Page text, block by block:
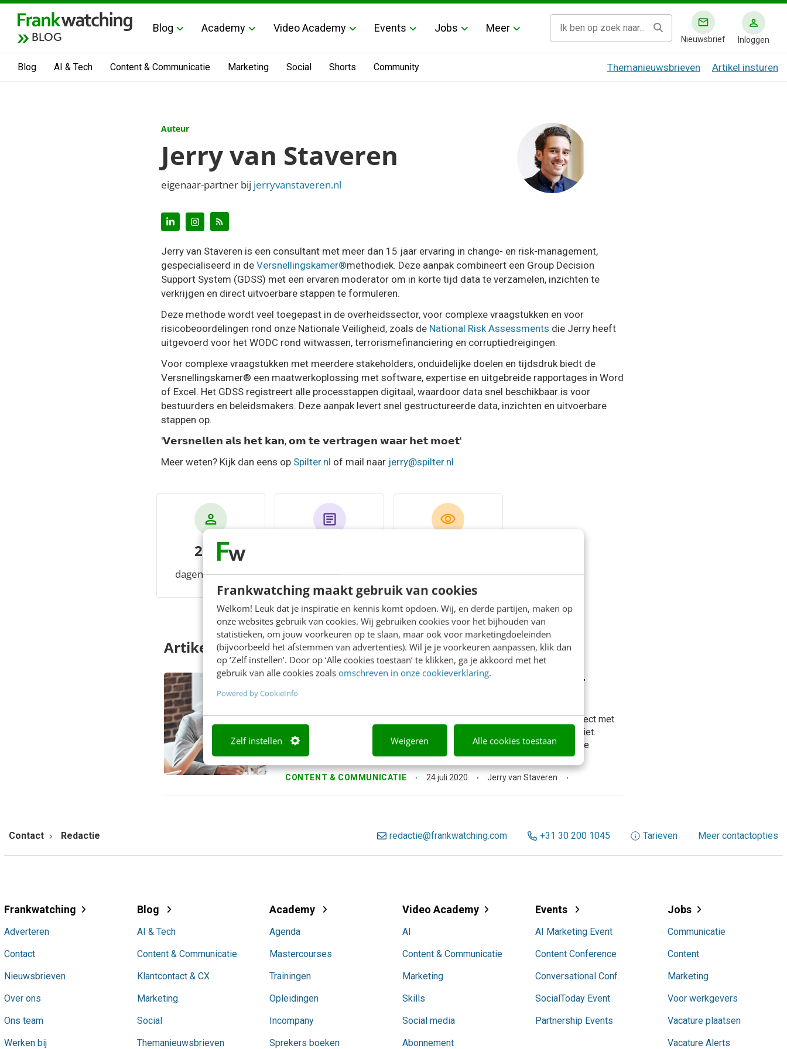
Frankwatching maakt gebruik van cookies
Welkom! Leuk dat je inspiratie en kennis komt opdoen. Wij, en derde partijen, maken op
onze websites gebruik van cookies. Wij gebruiken cookies voor het bijhouden van
statistieken, om jouw voorkeuren op te slaan, maar ook voor marketingdoeleinden
(bijvoorbeeld het afstemmen van advertenties). Wil je je voorkeuren aanpassen, klik dan
op ‘Zelf instellen’. Door op ‘Alle cookies toestaan’ te klikken, ga je akkoord met het
gebruik van alle cookies zoals omschreven in onze cookieverklaring.
Powered by CookieInfo
Zelf instellen Weigeren Alle cookies toestaan
BLOG
Blog Academy Video Academy Events Jobs Meer
Nieuwsbrief Inloggen
Blog AI & Tech Content & Communicatie Marketing Social Shorts Community Themanieuwsbrieven Artikel insturen
Auteur
Jerry van Staveren
eigenaar-partner bij jerryvanstaveren.nl
Jerry van Staveren is een consultant met meer dan 15 jaar ervaring in change- en risk-management,
gespecialiseerd in de Versnellingskamer®methodiek. Deze aanpak combineert een Group Decision
Support System (GDSS) met een ervaren moderator om in korte tijd data te verzamelen, inzichten te
verkrijgen en direct uitvoerbare stappen te formuleren.
Deze methode wordt veel toegepast in de overheidssector, voor complexe vraagstukken en voor
risicobeoordelingen rond onze Nationale Veiligheid, zoals de National Risk Assessments die Jerry heeft
uitgevoerd voor het WODC rond witwassen, terrorismefinanciering en corruptiedreigingen.
Voor complexe vraagstukken met meerdere stakeholders, onduidelijke doelen en tijdsdruk biedt de
Versnellingskamer® een maatwerkoplossing met software, expertise en uitgebreide rapportages in Word
of Excel. Het GDSS registreert alle processtappen digitaal, waardoor data snel beschikbaar is voor
bestuurders en beleidsmakers. Deze aanpak levert snel gestructureerde data, inzichten en uitvoerbare
stappen op.
'𝗩𝗲𝗿𝘀𝗻𝗲𝗹𝗹𝗲𝗻 𝗮𝗹𝘀 𝗵𝗲𝘁 𝗸𝗮𝗻, 𝗼𝗺 𝘁𝗲 𝘃𝗲𝗿𝘁𝗿𝗮𝗴𝗲𝗻 𝘄𝗮𝗮𝗿 𝗵𝗲𝘁 𝗺𝗼𝗲𝘁'
Meer weten? Kijk dan eens op Spilter.nl of mail naar jerry@spilter.nl
2262
dagen member artikelen views
Artikelen
Succesvol veranderen: een zachte aanpak voor
harde resultaten
Als een bedrijf een veranderingsproces inzet, associëren we dat vaak direct met
de komst van nieuwe technologie. Toch klopt die aanname in de praktijk niet.
Weliswaar gaan veel veranderingen of transformaties gepaard met nieuwe
technologieën,...
CONTENT & COMMUNICATIE 24 juli 2020 Jerry van Staveren
Contact Redactie redactie@frankwatching.com +31 30 200 1045 Tarieven Meer contactopties
Frankwatching
Adverteren
Contact
Nieuwsbrieven
Over ons
Ons team
Werken bij
Blog
AI & Tech
Content & Communicatie
Klantcontact & CX
Marketing
Social
Themanieuwsbrieven
Academy
Agenda
Mastercourses
Trainingen
Opleidingen
Incompany
Sprekers boeken
Video Academy
AI
Content & Communicatie
Marketing
Skills
Social media
Abonnement
Events
AI Marketing Event
Content Conference
Conversational Conf.
SocialToday Event
Partnership Events
Jobs
Communicatie
Content
Marketing
Voor werkgevers
Vacature plaatsen
Vacature Alerts